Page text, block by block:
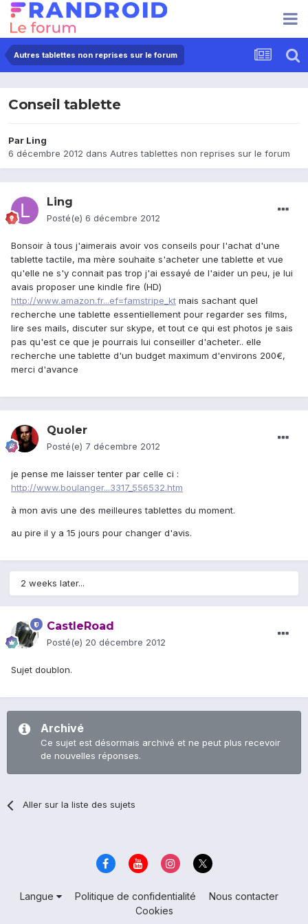
Autres tablettes non reprises sur le forum
Conseil tablette
Par Ling
6 décembre 2012 dans Autres tablettes non reprises sur le forum
Ling
Posté(e) 6 décembre 2012
Bonsoir à tous j'aimerais avoir vos conseils pour l'achat d'une
tablette tactile, ma mère souhaite s'acheter une tablette et vue
qu'elle ne s'y connait pas trop j'ai essayé de l'aider un peu, je lui
avais proposer une kindle fire (HD)
http://www.amazon.fr...ef=famstripe_kt mais sachant quel
recherche une tablette essentiellement pour regarder ses films,
lire ses mails, discuter sur skype, et tout ce qui est photos je sais
pas qu'est ce que je pourrais lui conseiller d'acheter.. elle
recherche une tablette d'un budget maximum d'environs 200€,
merci d'avance
Quoler
Posté(e) 7 décembre 2012
je pense me laisser tenter par celle ci :
http://www.boulanger...3317_556532.htm
à mon avis une des meilleures tablettes du moment.
au pire il y a 15 jours pour changer d'avis.
2 weeks later...
CastleRoad
Posté(e) 20 décembre 2012
Sujet doublon.
Archivé
Ce sujet est désormais archivé et ne peut plus recevoir
de nouvelles réponses.
Aller sur la liste des sujets
Langue Politique de confidentialité
Nous contacter
Cookies